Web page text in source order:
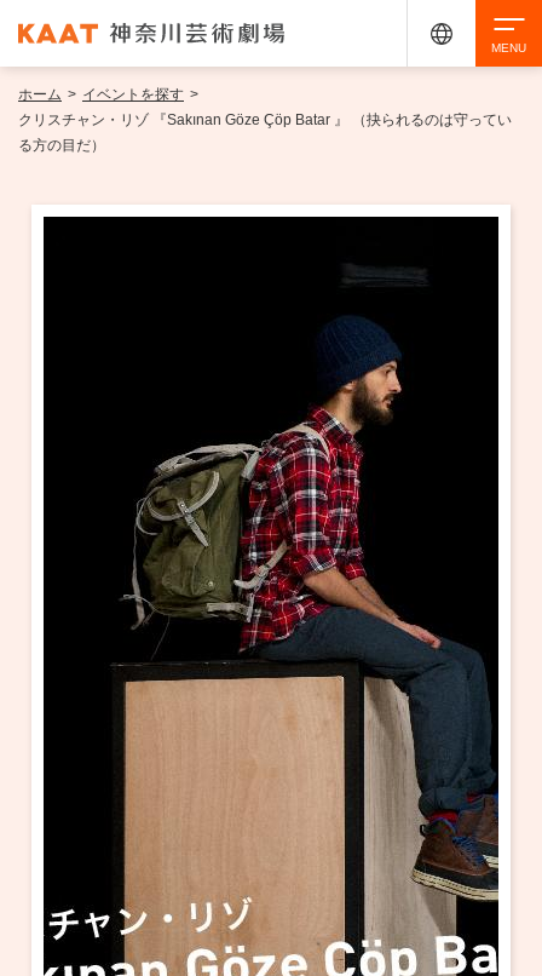
・ イベントカレンダー
・ 館内サービス・アクセシビリティ
・ フロアマップ
・ レストラン/カフェ
施設を借りる
KAATについて
・ ミッション
KAAT 神奈川芸術劇場
ホーム > イベントを探す >
クリスチャン・リゾ 『Sakınan Göze Çöp Batar 』 （抉られるのは守ってい
る方の目だ）